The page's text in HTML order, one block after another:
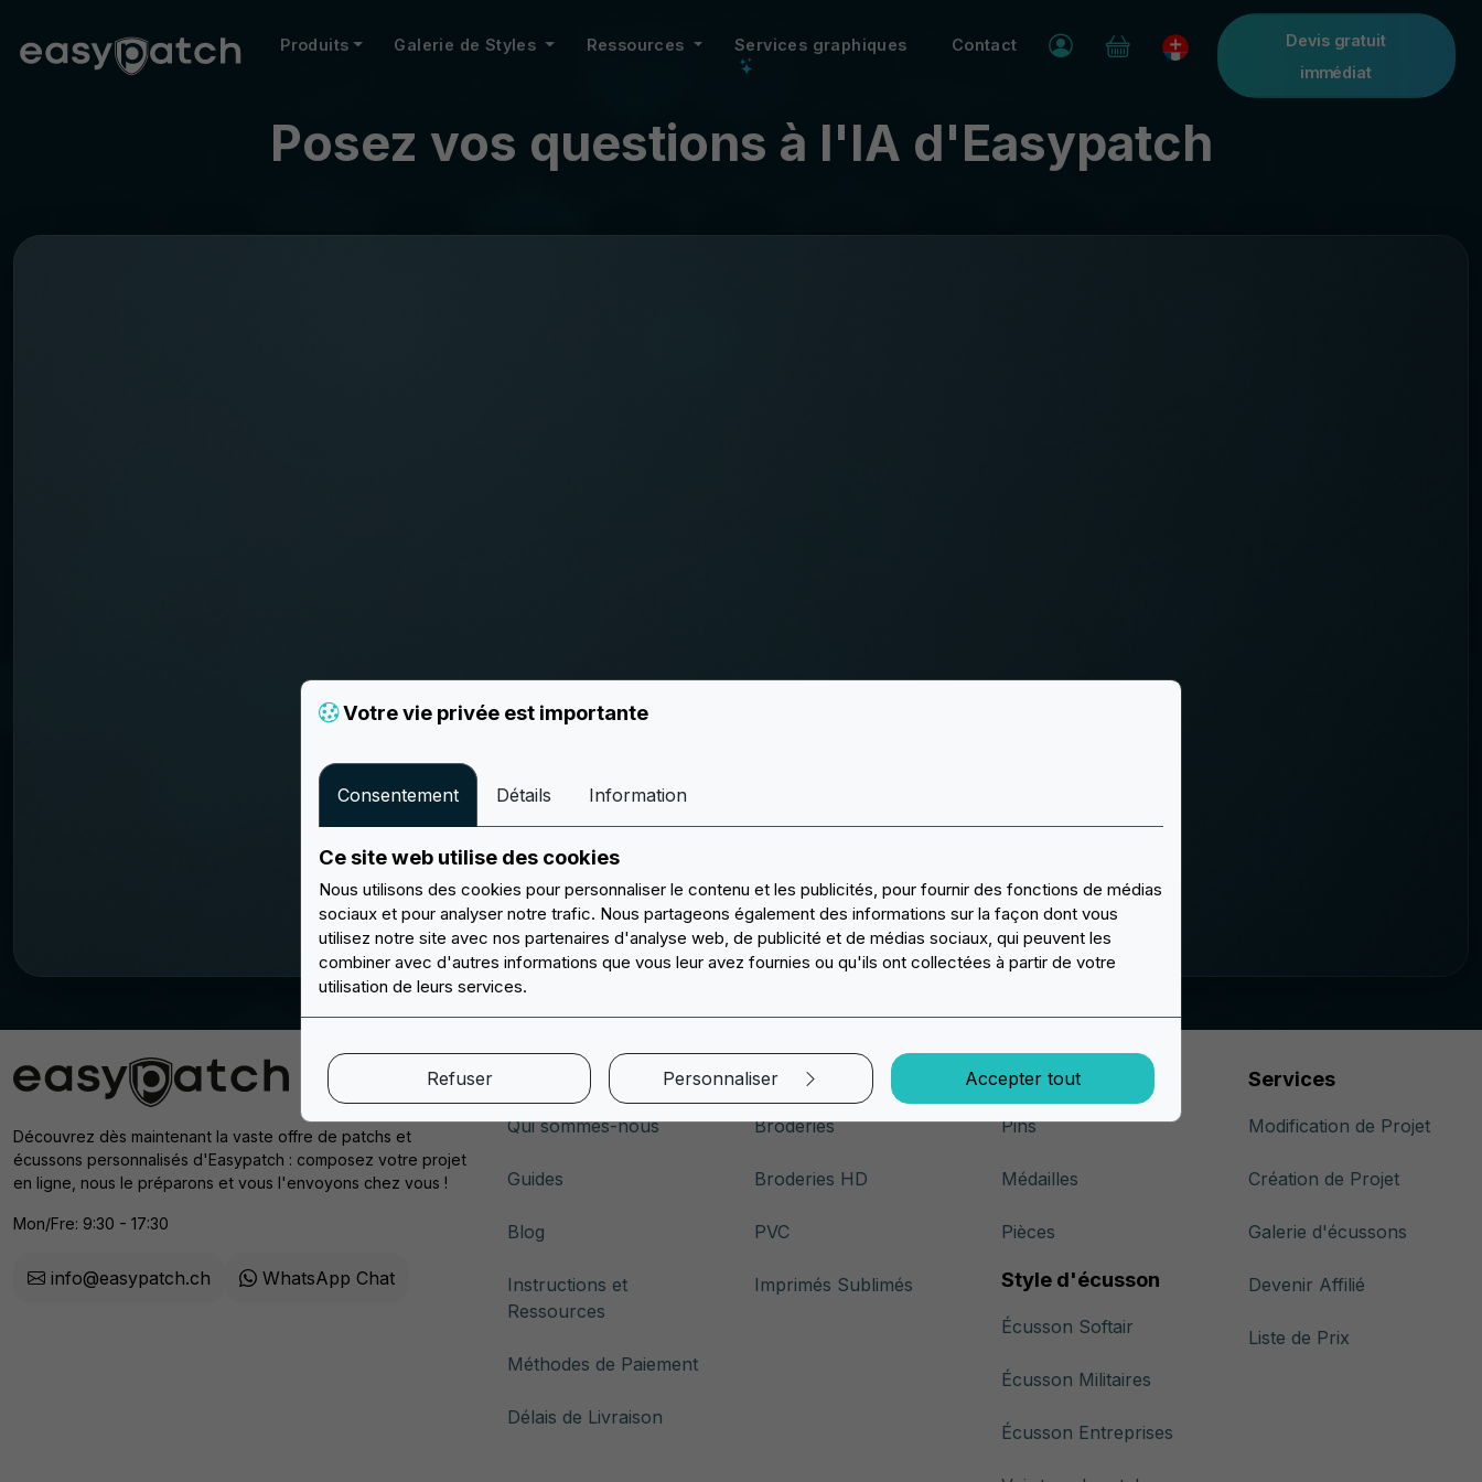
Produits Galerie de Styles Ressources Services graphiques Contact Devis gratuit
immédiat
Posez vos questions à l'IA d'Easypatch
Découvrez dès maintenant la vaste offre de patchs et
écussons personnalisés d'Easypatch : composez votre projet
en ligne, nous le préparons et vous l'envoyons chez vous !
Mon/Fre: 9:30 - 17:30
info@easypatch.ch WhatsApp Chat
Qui sommes-nous
Guides
Blog
Instructions et
Ressources
Méthodes de Paiement
Délais de Livraison
Patchs
Broderies
Broderies HD
PVC
Imprimés Sublimés
Pins et Médailles
Pins
Médailles
Pièces
Style d'écusson
Écusson Softair
Écusson Militaires
Écusson Entreprises
Services
Modification de Projet
Création de Projet
Galerie d'écussons
Devenir Affilié
Liste de Prix
Votre vie privée est importante
Consentement Détails Information
Ce site web utilise des cookies
Nous utilisons des cookies pour personnaliser le contenu et les publicités, pour fournir des fonctions de médias
sociaux et pour analyser notre trafic. Nous partageons également des informations sur la façon dont vous
utilisez notre site avec nos partenaires d'analyse web, de publicité et de médias sociaux, qui peuvent les
combiner avec d'autres informations que vous leur avez fournies ou qu'ils ont collectées à partir de votre
utilisation de leurs services.
Accepter tout
Personnaliser
Refuser